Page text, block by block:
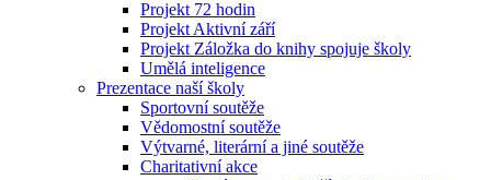
Projekt 72 hodin
Projekt Aktivní září
Projekt Záložka do knihy spojuje školy
Umělá inteligence
Prezentace naší školy
Sportovní soutěže
Vědomostní soutěže
Výtvarné, literární a jiné soutěže
Charitativní akce